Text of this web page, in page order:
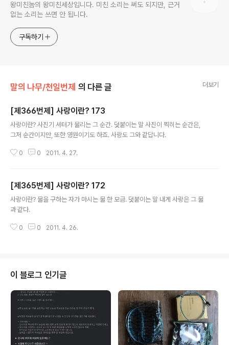
왕미친놈의 왕미친세상입니다. 미친 소리는 써도 되지만, 근거
없는 소리는 쓰면 안 됩니다.
구독하기
말의 나무/천일번제 의 다른 글 더보기
[제366번제] 사랑이란? 173
사랑이란? 사진기 셔터가 물리는 그 순간. 덧붙이는 말 사진이 찍히는 순간은,
그저 순간이지만, 또한 영원이기도 하죠. 사랑도 그와 같답니다.
0 0 2011. 4. 27.
[제365번제] 사랑이란? 172
사랑이란? 물을 구하는 자가 마시는 물 한 모금. 덧붙이는 말 내게 사랑은 그 물
과 같다.
0 0 2011. 4. 26.
이 블로그 인기글